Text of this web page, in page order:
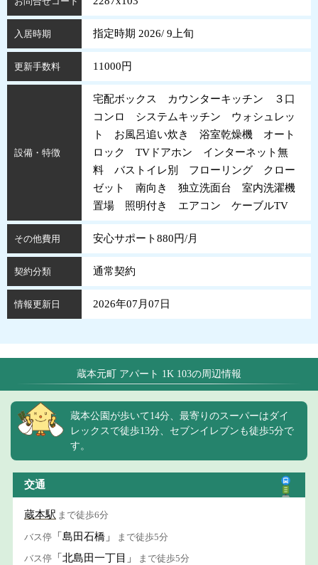
入居時期 指定時期 2026/ 9上旬
更新手数料 11000円
設備・特徴
宅配ボックス カウンターキッチン ３口
コンロ システムキッチン ウォシュレッ
ト お風呂追い炊き 浴室乾燥機 オート
ロック TVドアホン インターネット無
料 バストイレ別 フローリング クロー
ゼット 南向き 独立洗面台 室内洗濯機
置場 照明付き エアコン ケーブルTV
その他費用 安心サポート880円/月
契約分類 通常契約
情報更新日 2026年07月07日
蔵本元町 アパート 1K 103の周辺情報
蔵本公園が歩いて14分、最寄りのスーパーはダイ
レックスで徒歩13分、セブンイレブンも徒歩5分で
す。
交通
蔵本駅 まで徒歩6分
バス停 「島田石橋」 まで徒歩5分
バス停 「北島田一丁目」 まで徒歩5分